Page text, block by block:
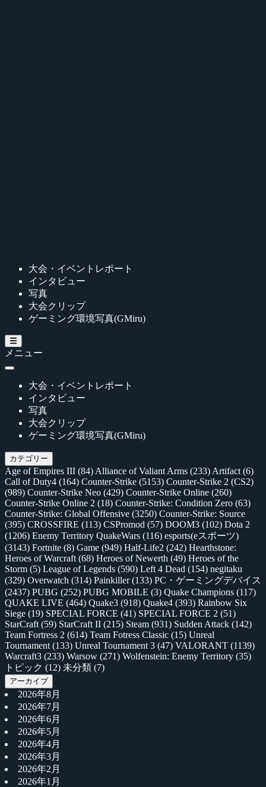
大会・イベントレポート
インタビュー
写真
大会クリップ
ゲーミング環境写真(GMiru)
メニュー
大会・イベントレポート
インタビュー
写真
大会クリップ
ゲーミング環境写真(GMiru)
カテゴリー
Age of Empires III (84) Alliance of Valiant Arms (233) Artifact (6)
Call of Duty4 (164) Counter-Strike (5153) Counter-Strike 2 (CS2)
(989) Counter-Strike Neo (429) Counter-Strike Online (260)
Counter-Strike Online 2 (18) Counter-Strike: Condition Zero (63)
Counter-Strike: Global Offensive (3250) Counter-Strike: Source
(395) CROSSFIRE (113) CSPromod (57) DOOM3 (102) Dota 2
(1206) Enemy Territory QuakeWars (116) esports(eスポーツ)
(3143) Fortnite (8) Game (949) Half-Life2 (242) Hearthstone:
Heroes of Warcraft (68) Heroes of Newerth (49) Heroes of the
Storm (5) League of Legends (590) Left 4 Dead (154) negitaku
(329) Overwatch (314) Painkiller(133) PC・ゲーミングデバイス
(2437) PUBG (252) PUBG MOBILE (3) Quake Champions (117)
QUAKE LIVE (464) Quake3 (918) Quake4 (393) Rainbow Six
Siege (19) SPECIAL FORCE (41) SPECIAL FORCE 2 (51)
StarCraft (59) StarCraft II (215) Steam (931) Sudden Attack (142)
Team Fortress 2 (614) Team Fotress Classic (15) Unreal
Tournament (133) Unreal Tournament 3 (47) VALORANT (1139)
Warcraft3 (233) Warsow (271) Wolfenstein: Enemy Territory (35)
トピック (12) 未分類 (7)
アーカイブ
2026年8月
2026年7月
2026年6月
2026年5月
2026年4月
2026年3月
2026年2月
2026年1月